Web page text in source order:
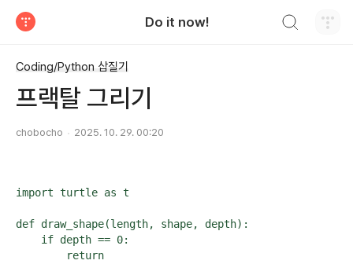
Do it now!
Coding/Python 삽질기
프랙탈 그리기
chobocho 2025. 10. 29. 00:20
import turtle as t
def draw_shape(length, shape, depth):
    if depth == 0:
        return